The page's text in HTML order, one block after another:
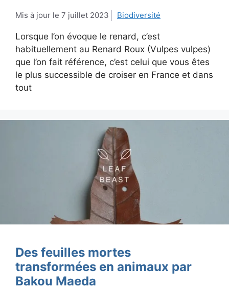
7 juillet 2023 Biodiversité
Lorsque l’on évoque le renard, c’est
habituellement au Renard Roux (Vulpes vulpes)
que l’on fait référence, c’est celui que vous êtes
le plus successible de croiser en France et dans
tout
Des feuilles mortes
transformées en animaux par
Bakou Maeda